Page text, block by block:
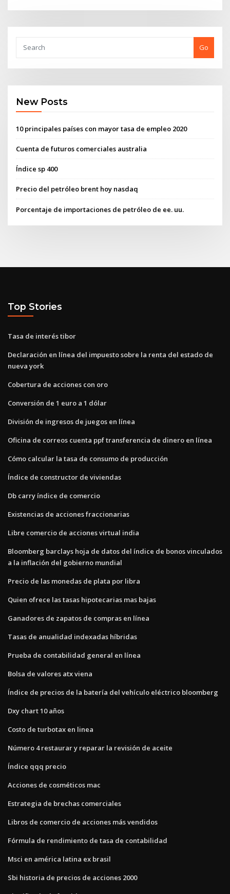
Go
New Posts
10 principales países con mayor tasa de empleo 2020
Cuenta de futuros comerciales australia
Índice sp 400
Precio del petróleo brent hoy nasdaq
Porcentaje de importaciones de petróleo de ee. uu.
Top Stories
Tasa de interés tibor
Declaración en línea del impuesto sobre la renta del estado de
nueva york
Cobertura de acciones con oro
Conversión de 1 euro a 1 dólar
División de ingresos de juegos en línea
Oficina de correos cuenta ppf transferencia de dinero en línea
Cómo calcular la tasa de consumo de producción
Índice de constructor de viviendas
Db carry índice de comercio
Existencias de acciones fraccionarias
Libre comercio de acciones virtual india
Bloomberg barclays hoja de datos del índice de bonos vinculados
a la inflación del gobierno mundial
Precio de las monedas de plata por libra
Quien ofrece las tasas hipotecarias mas bajas
Ganadores de zapatos de compras en línea
Tasas de anualidad indexadas híbridas
Prueba de contabilidad general en línea
Bolsa de valores atx viena
Índice de precios de la batería del vehículo eléctrico bloomberg
Dxy chart 10 años
Costo de turbotax en linea
Número 4 restaurar y reparar la revisión de aceite
Índice qqq precio
Acciones de cosméticos mac
Estrategia de brechas comerciales
Libros de comercio de acciones más vendidos
Fórmula de rendimiento de tasa de contabilidad
Msci en américa latina ex brasil
Sbi historia de precios de acciones 2000